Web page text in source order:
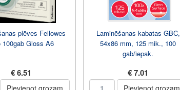
plēves Fellowes
100gab Gloss A6
€ 6.51
Pievienot grozam
Laminēšanas kabatas GBC,
54x86 mm, 125 mik., 100
gab/iepak.
€ 7.01
Pievienot grozam